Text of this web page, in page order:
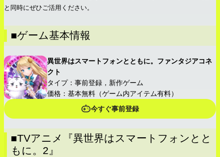
と同時にぜひご活用ください。
■ゲーム基本情報
異世界はスマートフォンとともに。ファンタジアコネ
クト
タイプ：事前登録，新作ゲーム
価格：基本無料（ゲーム内アイテム有料）
今すぐ事前登録
■TVアニメ『異世界はスマートフォンとと
もに。2』